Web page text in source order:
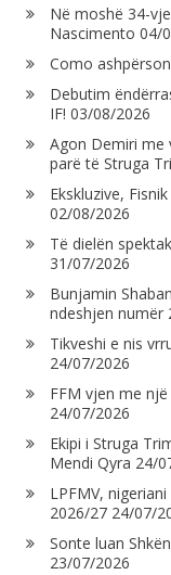
Në moshë 34-
Nascimento 04/
Como
Debutim
IF! 03/08/2026
Agon Demiri me
parë të Struga
Ekskluzive,
02/08/2026
Të dielën
31/07/2026
Bunjamin
ndeshjen numër
Tikveshi e nis
24/07/2026
FFM vjen me
24/07/2026
Ekipi i Struga
Mendi Qyra 24/
LPFMV,
2026/27 24/07/
Sonte luan
23/07/2026